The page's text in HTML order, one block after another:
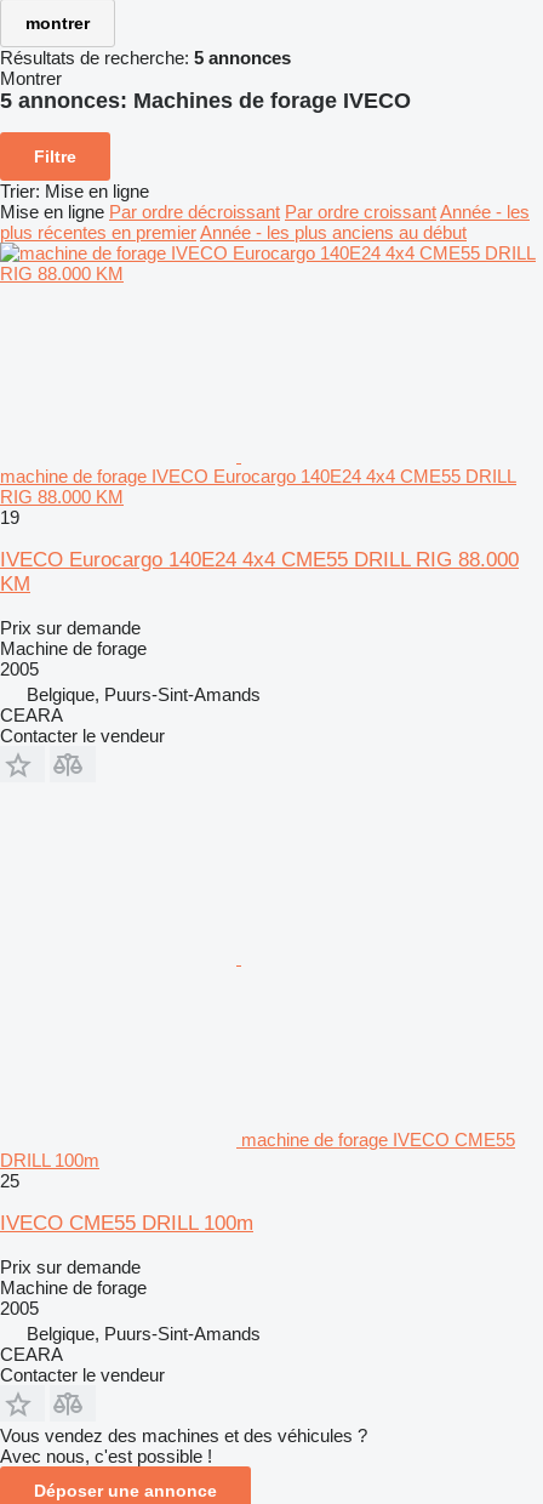
montrer
Résultats de recherche: 5 annonces
Montrer
5 annonces: Machines de forage IVECO
Filtre
Trier: Mise en ligne
Mise en ligne Par ordre décroissant Par ordre croissantAnnée - les
plus récentes en premierAnnée - les plus anciens au début
machine de forage IVECO Eurocargo 140E24 4x4 CME55 DRILL
RIG 88.000 KM
19
IVECO Eurocargo 140E24 4x4 CME55 DRILL RIG 88.000
KM
Prix sur demande
Machine de forage
2005
Belgique, Puurs-Sint-Amands
CEARA
Contacter le vendeur
machine de forage IVECO CME55
DRILL 100m
25
IVECO CME55 DRILL 100m
Prix sur demande
Machine de forage
2005
Belgique, Puurs-Sint-Amands
CEARA
Contacter le vendeur
Vous vendez des machines et des véhicules ?
Avec nous, c'est possible !
Déposer une annonce